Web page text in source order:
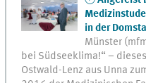
in der
Münster
bei Südseeklima!“ –
Ostwald-Lenz aus Unna